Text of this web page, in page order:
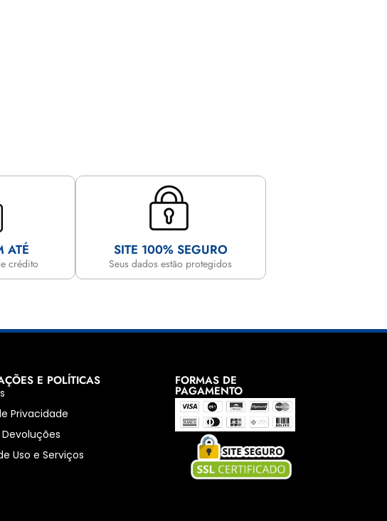
ATÉ
crédito
SITE 100% SEGURO
Seus dados estão protegidos
E POLÍTICAS
Privacidade
Uso e Serviços
FORMAS DE
PAGAMENTO